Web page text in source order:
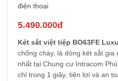
điện thoại
5.490.000đ
Két sắt việt tiệp BO63FE
chống cháy, là dòng két sắt
nhất tại Chung cư Intracom
chỉ trong 1 giây, tiện lợi và an